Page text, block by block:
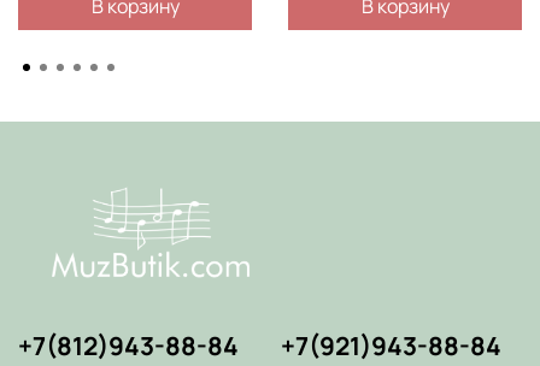
В корзину В корзину
+7(812)943-88-84 +7(921)943-88-84